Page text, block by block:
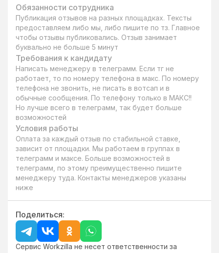
Обязанности сотрудника
Публикация отзывов на разных площадках. Тексты
предоставляем либо мы, либо пишите по тз. Главное
чтобы отзывы публиковались. Отзыв занимает
буквально не больше 5 минут
Требования к кандидату
Написать менеджеру в телеграмм. Если тг не
работает, то по номеру телефона в макс. По номеру
телефона не звонить, не писать в вотсап и в
обычные сообщения. По телефону только в МАКС!!
Но лучше всего в телеграмм, так будет больше
возможностей
Условия работы
Оплата за каждый отзыв по стабильной ставке,
зависит от площадки. Мы работаем в группах в
телеграмм и максе. Больше возможностей в
телеграмм, по этому преимущественно пишите
менеджеру туда. Контакты менеджеров указаны
ниже
Поделиться:
Сервис Workzilla не несет ответственности за